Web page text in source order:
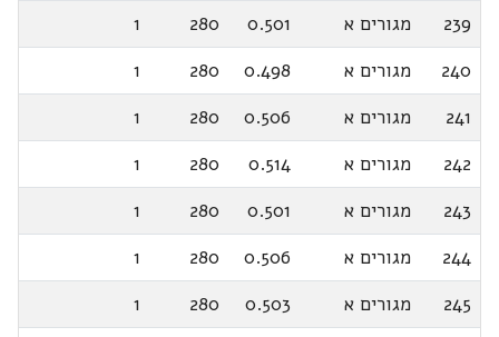
239
מגורים א 0.501
280
1
240
מגורים א 0.498
280
1
241
מגורים א 0.506
280
1
242
מגורים א 0.514
280
1
243
מגורים א 0.501
280
1
244
מגורים א 0.506
280
1
245
מגורים א 0.503
280
1